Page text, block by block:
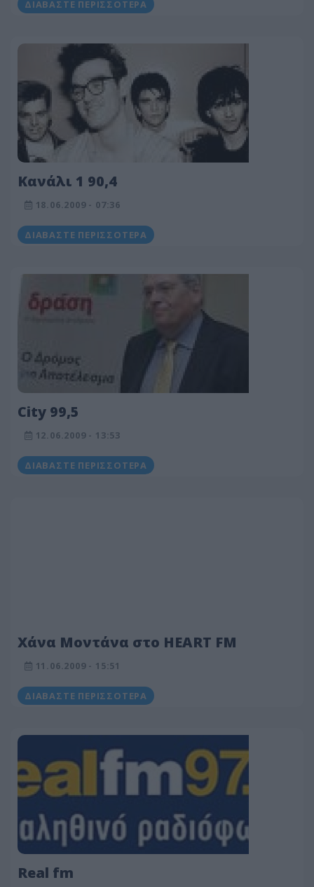
ΔΙΑΒΆΣΤΕ ΠΕΡΙΣΣΌΤΕΡΑ
Κανάλι 1 90,4
18.06.2009 - 07:36
ΔΙΑΒΆΣΤΕ ΠΕΡΙΣΣΌΤΕΡΑ
City 99,5
12.06.2009 - 13:53
ΔΙΑΒΆΣΤΕ ΠΕΡΙΣΣΌΤΕΡΑ
Χάνα Μοντάνα στο HEART FM
11.06.2009 - 15:51
ΔΙΑΒΆΣΤΕ ΠΕΡΙΣΣΌΤΕΡΑ
Real fm